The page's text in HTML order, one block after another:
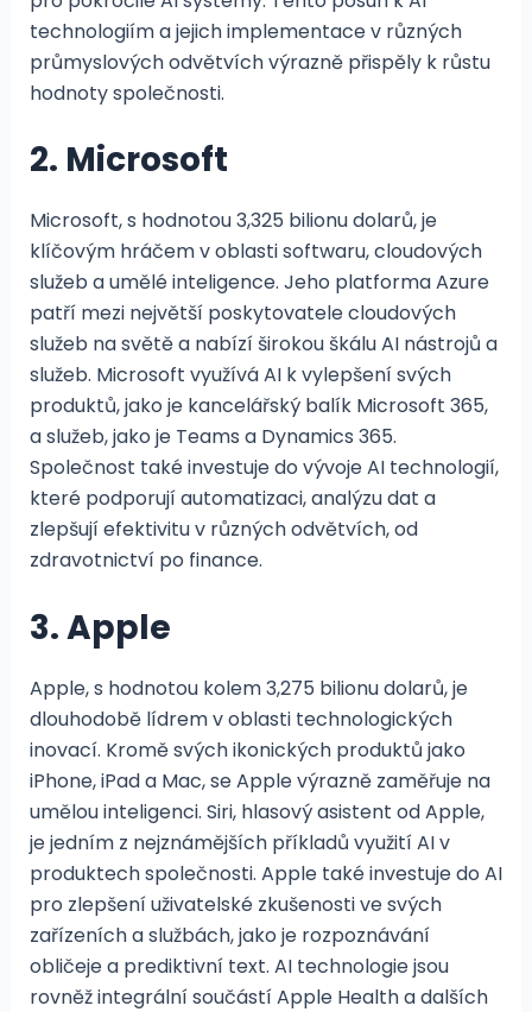
technologiím a jejich implementace v různých
průmyslových odvětvích výrazně přispěly k růstu
hodnoty společnosti.
2. Microsoft
Microsoft, s hodnotou 3,325 bilionu dolarů, je
klíčovým hráčem v oblasti softwaru, cloudových
služeb a umělé inteligence. Jeho platforma Azure
patří mezi největší poskytovatele cloudových
služeb na světě a nabízí širokou škálu AI nástrojů a
služeb. Microsoft využívá AI k vylepšení svých
produktů, jako je kancelářský balík Microsoft 365,
a služeb, jako je Teams a Dynamics 365.
Společnost také investuje do vývoje AI technologií,
které podporují automatizaci, analýzu dat a
zlepšují efektivitu v různých odvětvích, od
zdravotnictví po finance.
3. Apple
Apple, s hodnotou kolem 3,275 bilionu dolarů, je
dlouhodobě lídrem v oblasti technologických
inovací. Kromě svých ikonických produktů jako
iPhone, iPad a Mac, se Apple výrazně zaměřuje na
umělou inteligenci. Siri, hlasový asistent od Apple,
je jedním z nejznámějších příkladů využití AI v
produktech společnosti. Apple také investuje do AI
pro zlepšení uživatelské zkušenosti ve svých
zařízeních a službách, jako je rozpoznávání
obličeje a prediktivní text. AI technologie jsou
rovněž integrální součástí Apple Health a dalších